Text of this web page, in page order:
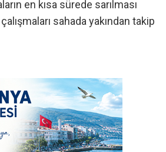
en kısa sürede sarılması
sahada yakından takip